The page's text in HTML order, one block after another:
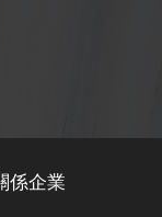
係企業